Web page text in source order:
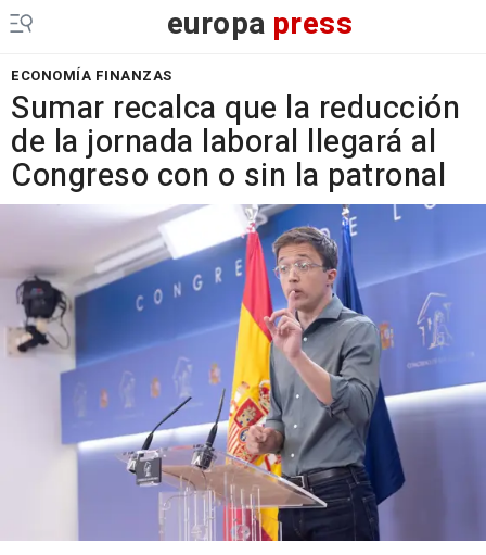
europa press
ECONOMÍA FINANZAS
Sumar recalca que la reducción
de la jornada laboral llegará al
Congreso con o sin la patronal